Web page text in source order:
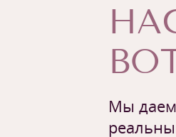
Мы даем